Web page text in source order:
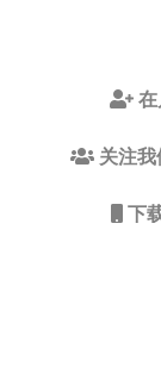
在
关注我
下